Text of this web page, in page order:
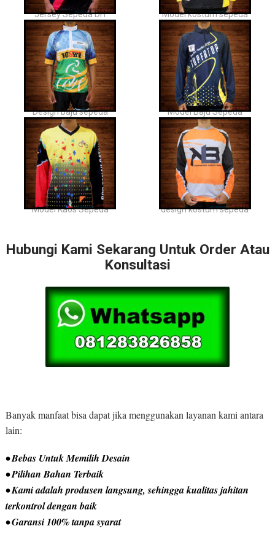
Jersey Sepeda DH Model kostum sepeda
Design baju sepeda Model Baju Sepeda
Model Kaos Sepeda design kostum sepeda
Hubungi Kami Sekarang Untuk Order Atau
Konsultasi
Banyak manfaat bisa dapat jika menggunakan layanan kami antara
lain:
• Bebas Untuk Memilih Desain
• Pilihan Bahan Terbaik
• Kami adalah produsen langsung, sehingga kualitas jahitan
terkontrol dengan baik
• Garansi 100% tanpa syarat